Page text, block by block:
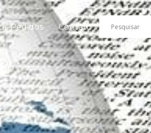
Pedidos Contato